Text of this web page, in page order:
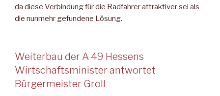
da diese Verbindung für die Radfahrer attraktiver sei als
die nunmehr gefundene Lösung.
Weiterbau der A 49 Hessens
Wirtschaftsminister antwortet
Bürgermeister Groll